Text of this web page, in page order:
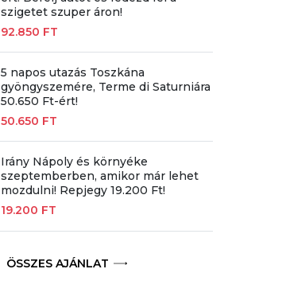
szigetet szuper áron!
92.850 FT
5 napos utazás Toszkána
gyöngyszemére, Terme di Saturniára
50.650 Ft-ért!
50.650 FT
Irány Nápoly és környéke
szeptemberben, amikor már lehet
mozdulni! Repjegy 19.200 Ft!
19.200 FT
ÖSSZES AJÁNLAT